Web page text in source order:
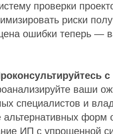
проверки
риски
ошибки теперь —
ваши
специалистов и
форм
ИП с упрощенной